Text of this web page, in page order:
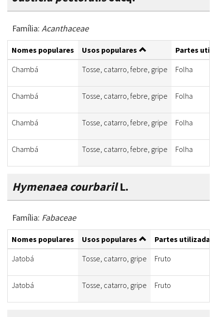
Família: Acanthaceae
Nomes populares Usos populares
Partes
Chambá
Tosse, catarro, febre, gripe Folha
Chambá Tosse, catarro, febre, gripe Folha
Chambá Tosse, catarro, febre, gripe Folha
Chambá Tosse, catarro, febre, gripe Folha
Hymenaea courbarilL.
Família: Fabaceae
Nomes populares Usos populares
Partes utilizadas
Jatobá
Tosse, catarro, gripe Fruto
Jatobá Tosse, catarro, gripe Fruto